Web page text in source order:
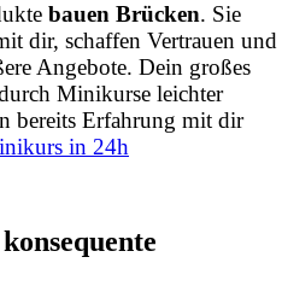
bauen Brücken. Sie
dir, schaffen Vertrauen und
Angebote. Dein großes
Minikurse leichter
bereits Erfahrung mit dir
in 24h